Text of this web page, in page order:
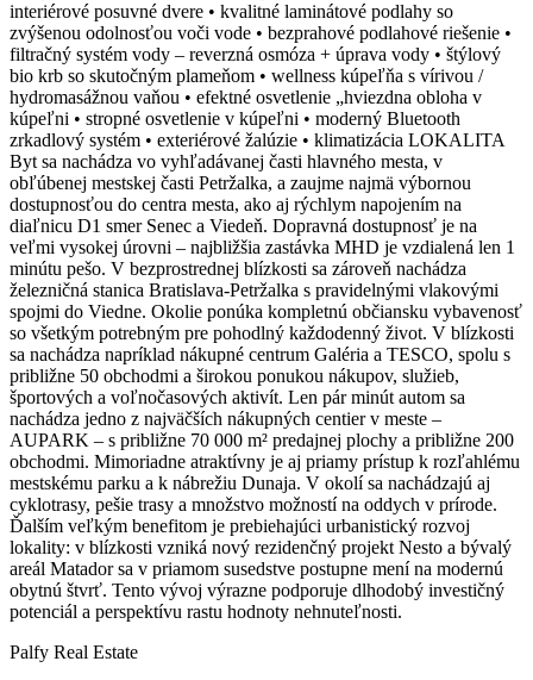
interiérové posuvné dvere • kvalitné laminátové podlahy so
zvýšenou odolnosťou voči vode • bezprahové podlahové riešenie •
filtračný systém vody – reverzná osmóza + úprava vody • štýlový
bio krb so skutočným plameňom • wellness kúpeľňa s vírivou /
hydromasážnou vaňou • efektné osvetlenie „hviezdna obloha v
kúpeľni • stropné osvetlenie v kúpeľni • moderný Bluetooth
zrkadlový systém • exteriérové žalúzie • klimatizácia LOKALITA
Byt sa nachádza vo vyhľadávanej časti hlavného mesta, v
obľúbenej mestskej časti Petržalka, a zaujme najmä výbornou
dostupnosťou do centra mesta, ako aj rýchlym napojením na
diaľnicu D1 smer Senec a Viedeň. Dopravná dostupnosť je na
veľmi vysokej úrovni – najbližšia zastávka MHD je vzdialená len 1
minútu pešo. V bezprostrednej blízkosti sa zároveň nachádza
železničná stanica Bratislava-Petržalka s pravidelnými vlakovými
spojmi do Viedne. Okolie ponúka kompletnú občiansku vybavenosť
so všetkým potrebným pre pohodlný každodenný život. V blízkosti
sa nachádza napríklad nákupné centrum Galéria a TESCO, spolu s
približne 50 obchodmi a širokou ponukou nákupov, služieb,
športových a voľnočasových aktivít. Len pár minút autom sa
nachádza jedno z najväčších nákupných centier v meste –
AUPARK – s približne 70 000 m² predajnej plochy a približne 200
obchodmi. Mimoriadne atraktívny je aj priamy prístup k rozľahlému
mestskému parku a k nábrežiu Dunaja. V okolí sa nachádzajú aj
cyklotrasy, pešie trasy a množstvo možností na oddych v prírode.
Ďalším veľkým benefitom je prebiehajúci urbanistický rozvoj
lokality: v blízkosti vzniká nový rezidenčný projekt Nesto a bývalý
areál Matador sa v priamom susedstve postupne mení na modernú
obytnú štvrť. Tento vývoj výrazne podporuje dlhodobý investičný
potenciál a perspektívu rastu hodnoty nehnuteľnosti.
Palfy Real Estate